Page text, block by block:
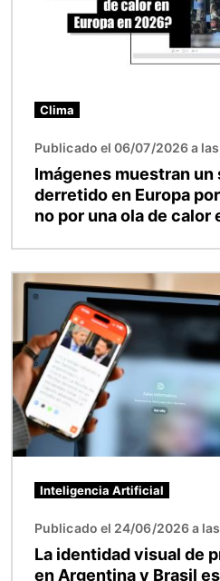
Clima
Publicado el 06/07/2026 a
Imágenes muestran un
derretido en Europa
no por una ola de calor
Imagen
Inteligencia Artificial
Publicado el 24/06/2026 a
La identidad visual de
en Argentina y Brasil